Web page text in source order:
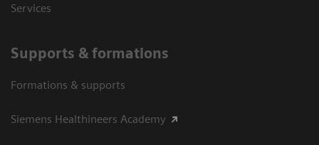
Services
Supports & formations
Formations & supports
Siemens Healthineers Academy